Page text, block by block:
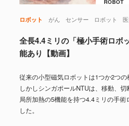
ROBOT
ロボット がん センサー ロボット
全長4.4ミリの「極小手術ロボ
能あり【動画】
従来の小型磁気ロボットは1つか2つの
しかしシンガポールNTUは、移動、切
局所加熱の5機能を持つ4.4ミリの手術
した。